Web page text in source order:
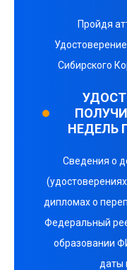
Пройдя
Сибирского
НЕДЕЛЬ
Сведения о
дипломах о
Федеральный
образовании
даты